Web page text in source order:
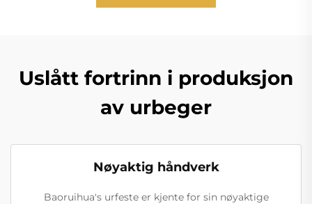
Uslått fortrinn i produksjon
av urbeger
Nøyaktig håndverk
Baoruihua's urfeste er kjente for sin nøyaktige